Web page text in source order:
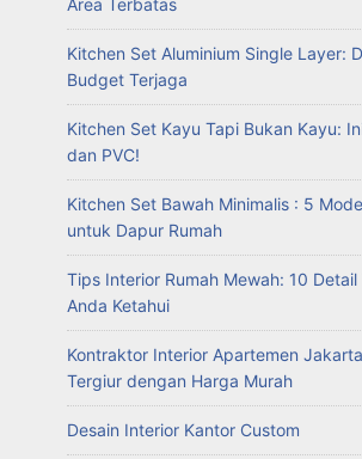
Kitchen Set Aluminium Single Layer:
Budget Terjaga
Kitchen Set Kayu Tapi Bukan Kayu:
dan PVC!
Kitchen Set Bawah Minimalis : 5
untuk Dapur Rumah
Tips Interior Rumah Mewah: 10 Detail
Anda Ketahui
Kontraktor Interior Apartemen
Tergiur dengan Harga Murah
Desain Interior Kantor Custom